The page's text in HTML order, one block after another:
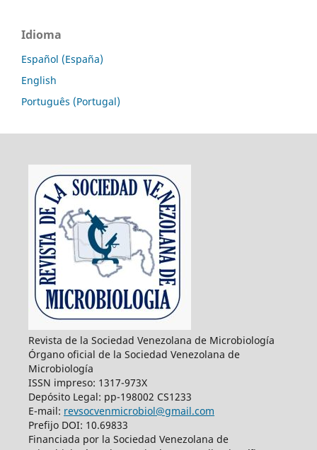
Idioma
Español (España)
English
Português (Portugal)
Revista de la Sociedad Venezolana de Microbiología
Órgano oficial de la Sociedad Venezolana de
Microbiología
ISSN impreso: 1317-973X
Depósito Legal: pp-198002 CS1233
E-mail: revsocvenmicrobiol@gmail.com
Prefijo DOI: 10.69833
Financiada por la Sociedad Venezolana de